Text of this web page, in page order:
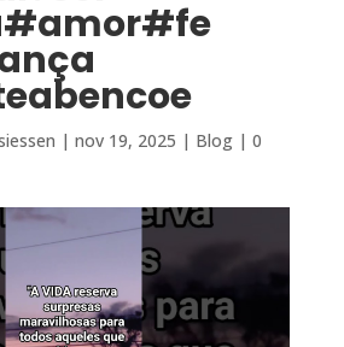
| nov 19, 2025 | Blog| 0